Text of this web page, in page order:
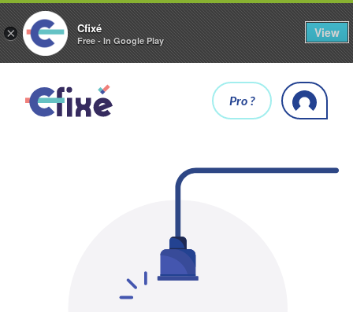
× Cfixé
Free - In Google Play
View
Pro ?